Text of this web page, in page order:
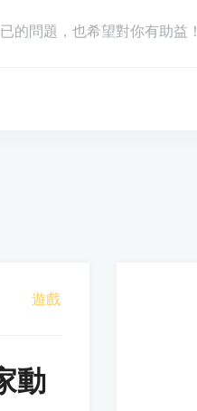
的問題，也希望對你有助益！
遊戲
動